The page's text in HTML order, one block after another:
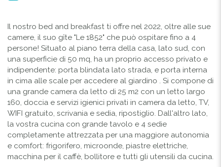
Il nostro bed and breakfast ti offre nel 2022, oltre alle sue
camere, il suo gîte "Le 1852" che può ospitare fino a 4
persone! Situato al piano terra della casa, lato sud, con
una superficie di 50 mq, ha un proprio accesso privato e
indipendente: porta blindata lato strada, e porta interna
in cima alle scale per accedere al giardino . Si compone di
una grande camera da letto di 25 m2 con un letto largo
160, doccia e servizi igienici privati in camera da letto, TV,
WIFI gratuito, scrivania e sedia, ripostiglio. Dall'altro lato,
la vostra cucina con grande tavolo e 4 sedie
completamente attrezzata per una maggiore autonomia
e comfort: frigorifero, microonde, piastre elettriche,
macchina per il caffè, bollitore e tutti gli utensili da cucina.